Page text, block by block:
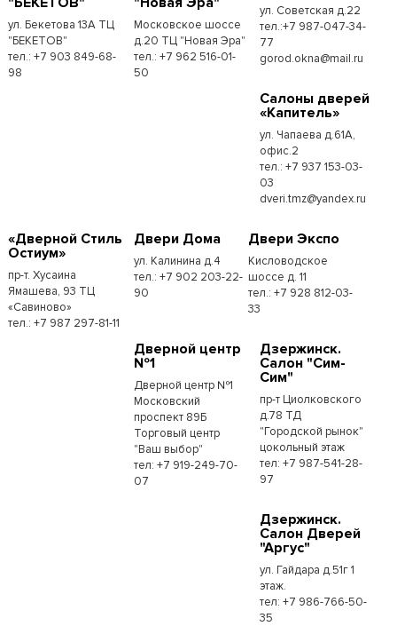
ул. Бекетова 13А ТЦ
"БЕКЕТОВ"
тел.: +7 903 849-68-
98
Московское шоссе
д.20 ТЦ "Новая Эра"
тел.: +7 962 516-01-
50
ул. Советская д.22
тел.:+7 987-047-34-
77
gorod.okna@mail.ru
Cалоны дверей
«Капитель»
ул. Чапаева д.61А,
офис.2
тел.: +7 937 153-03-
03
dveri.tmz@yandex.ru
«Дверной Стиль
Остиум»
пр-т. Хусаина
Ямашева, 93 ТЦ
«Савиново»
тел.: +7 987 297-81-11
Двери Дома
ул. Калинина д.4
тел.: +7 902 203-22-
90
Двери Экспо
Кисловодское
шоссе д. 11
тел.: +7 928 812-03-
33
Дверной центр
№1
Дверной центр №1
Московский
проспект 89Б
Торговый центр
"Ваш выбор"
тел: +7 919-249-70-
07
Дзержинск.
Салон "Сим-
Сим"
пр-т Циолковского
д.78 ТД
"Городской рынок"
цокольный этаж
тел: +7 987-541-28-
97
Дзержинск.
Салон Дверей
"Аргус"
ул. Гайдара д.51г 1
этаж.
тел: +7 986-766-50-
35